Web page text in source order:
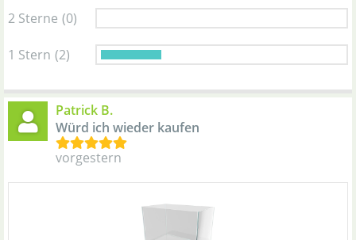
2 Sterne (0)
1 Stern (2)
Patrick B.
Würd ich wieder kaufen
vorgestern